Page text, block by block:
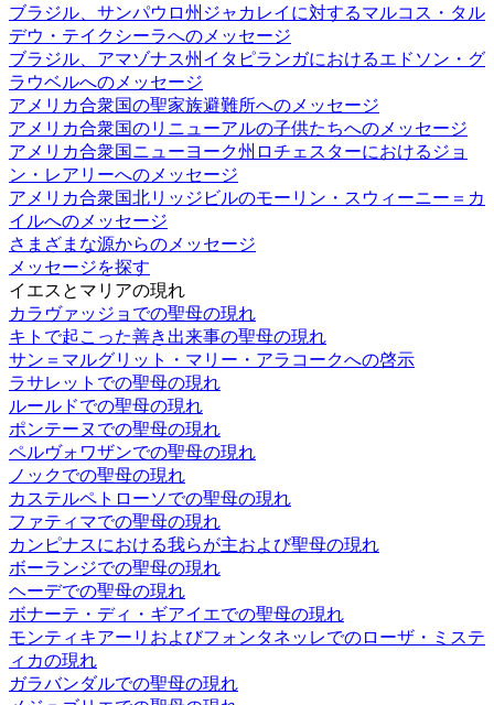
ブラジル、サンパウロ州ジャカレイに対するマルコス・タル
デウ・テイクシーラへのメッセージ
ブラジル、アマゾナス州イタピランガにおけるエドソン・グ
ラウベルへのメッセージ
アメリカ合衆国の聖家族避難所へのメッセージ
アメリカ合衆国のリニューアルの子供たちへのメッセージ
アメリカ合衆国ニューヨーク州ロチェスターにおけるジョ
ン・レアリーへのメッセージ
アメリカ合衆国北リッジビルのモーリン・スウィーニー＝カ
イルへのメッセージ
さまざまな源からのメッセージ
メッセージを探す
イエスとマリアの現れ
カラヴァッジョでの聖母の現れ
キトで起こった善き出来事の聖母の現れ
サン＝マルグリット・マリー・アラコークへの啓示
ラサレットでの聖母の現れ
ルールドでの聖母の現れ
ポンテーヌでの聖母の現れ
ペルヴォワザンでの聖母の現れ
ノックでの聖母の現れ
カステルペトローソでの聖母の現れ
ファティマでの聖母の現れ
カンピナスにおける我らが主および聖母の現れ
ボーランジでの聖母の現れ
ヘーデでの聖母の現れ
ボナーテ・ディ・ギアイエでの聖母の現れ
モンティキアーリおよびフォンタネッレでのローザ・ミステ
ィカの現れ
ガラバンダルでの聖母の現れ